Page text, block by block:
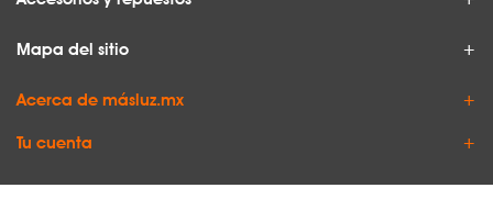
Mapa del sitio
Acerca de másluz.mx
Tu cuenta